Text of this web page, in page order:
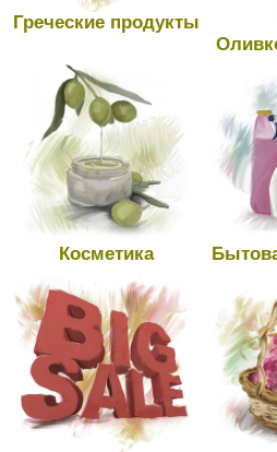
Греческие продукты
Косметика